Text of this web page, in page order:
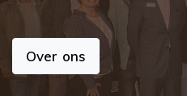
Over ons